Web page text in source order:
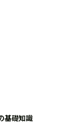
基礎知識